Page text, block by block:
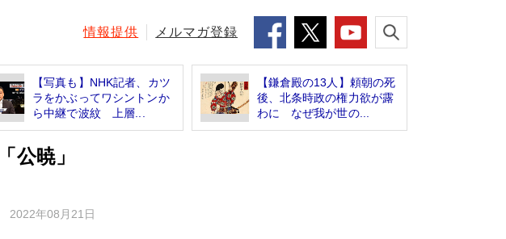
情報提供 メルマガ登録
【写真も】NHK記者、カツ
ラをかぶってワシントンか
ら中継で波紋 上層...
【鎌倉殿の13人】頼朝の死
後、北条時政の権力欲が露
わに なぜ我が世の...
公暁」
2022年08月21日